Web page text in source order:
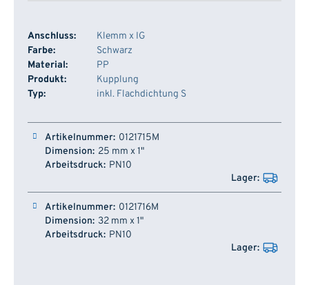
Anschluss:
Klemm x IG
Farbe:
Schwarz
Material:
PP
Produkt:
Kupplung
Typ:
inkl. Flachdichtung S
Artikelnummer Dimension
0121715M
25 mm x 1"
PN10
0121716M
32 mm x 1"
PN10